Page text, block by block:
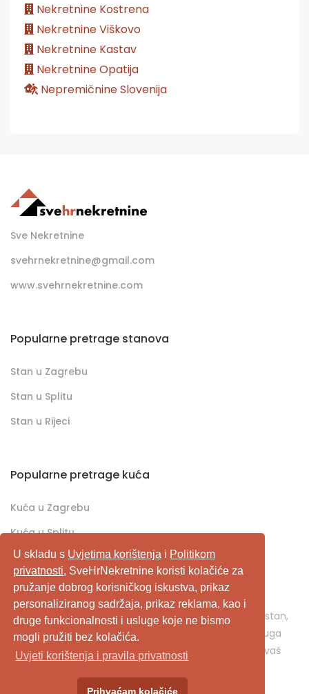
U skladu s Uvjetima korištenja i Politikom
privatnosti, SveHrNekretnine koristi kolačiće za
pružanje dobrog korisničkog iskustva, prikaz
personaliziranog sadržaja, prikaz reklama, kao i
druge funkcionalnosti i usluge koje ne bismo
mogli pružiti bez kolačića.
Uvjeti korištenja i pravila privatnosti
Prihvaćam kolačiće
Nekretnine Kostrena
Nekretnine Viškovo
Nekretnine Kastav
Nekretnine Opatija
Nepremičnine Slovenija
Sve Nekretnine
svehrnekretnine@gmail.com
www.svehrnekretnine.com
Popularne pretrage stanova
Stan u Zagrebu
Stan u Splitu
Stan u Rijeci
Popularne pretrage kuća
Kuća u Zagrebu
Kuća u Splitu
Kuća u Rijeci
SveHrNekretnine.com predstavlja sveobuhvatan
pretraživač/oglašivač nekretnina. Ukoliko je u pitanju stan,
kuća, vikendica, zemljište, poslovni prostor, ili neka druga
nekretnina, svehrnekretnine.com je pravo mjesto za vaš